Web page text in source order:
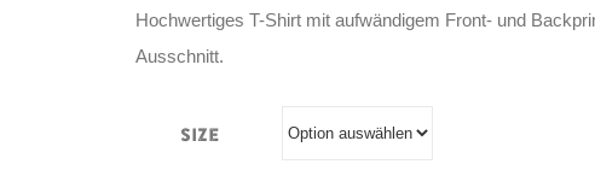
Hochwertiges T-Shirt mit aufwändigem Front- und
Ausschnitt.
Size